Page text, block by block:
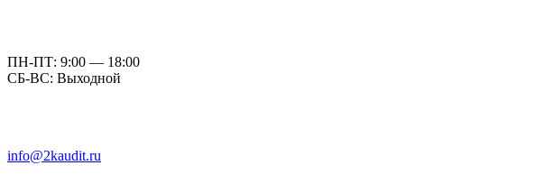
ПН-ПТ: 9:00 — 18:00
СБ-ВС: Выходной
info@2kaudit.ru